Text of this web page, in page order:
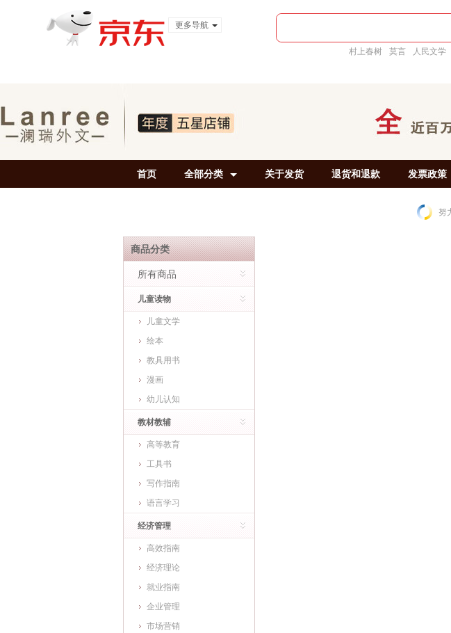
更多导航
村上春树 莫言 人民文学
首页 全部分类 关于发货 退货和退款 发票政策
努
商品分类
所有商品
儿童读物
儿童文学
绘本
教具用书
漫画
幼儿认知
教材教辅
高等教育
工具书
写作指南
语言学习
经济管理
高效指南
经济理论
就业指南
企业管理
市场营销